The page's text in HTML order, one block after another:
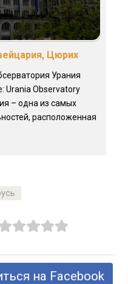
Цюрих
Урания
Urania Observatory
– одна из самых
расположенная
на Facebook